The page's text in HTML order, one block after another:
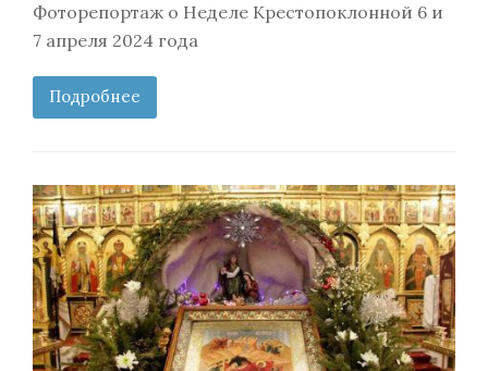
Фоторепортаж о Неделе Крестопоклонной 6 и
7 апреля 2024 года
Подробнее